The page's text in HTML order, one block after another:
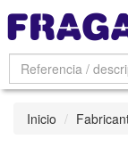
Inicio